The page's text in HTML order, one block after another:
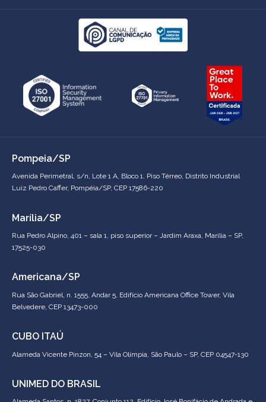
Pompeia/SP
Avenida Perimetral, s/n, Lote 1 A, Bloco 1, Piso Térreo, Distrito Industrial
Luiz Pedro Caffer, Pompéia/SP, CEP 17586-220
Marília/SP
Rua Pedro Alpino, 401 – sala 1, piso superior – Jardim Araxa, Marília – SP,
17525-030
Americana/SP
Rua São Gabriel, n. 1555, Andar 5, Edifício Americana Office Tower, Vila
Belvedere, CEP 13473-000
CUBO ITAÚ
Alameda Vicente Pinzon, 54 – Vila Olímpia, São Paulo – SP, CEP 04547-130
UNIMED DO BRASIL